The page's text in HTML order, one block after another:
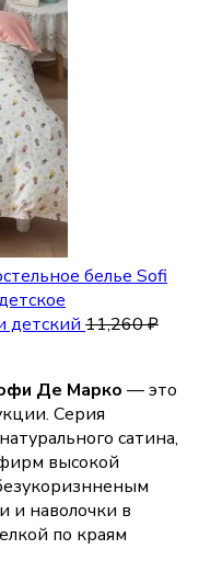
белье Sofi
детский 11,260₽
Де Марко — это
Серия
сатина,
высокой
и наволочки в
по краям